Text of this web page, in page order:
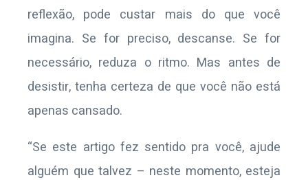
reflexão, pode custar mais do que você
imagina. Se for preciso, descanse. Se for
necessário, reduza o ritmo. Mas antes de
desistir, tenha certeza de que você não está
apenas cansado.
“Se este artigo fez sentido pra você, ajude
alguém que talvez – neste momento, esteja